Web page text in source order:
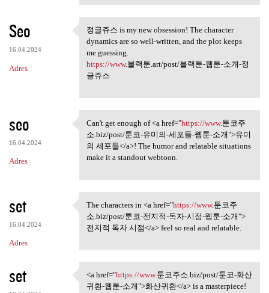
Seo
16.04.2024
Adres
정글쥬스 is my new obsession! The
정글쥬스 is my new obsession! The character
dynamics are so well-written, and the plot keeps
me guessing.
https://www.블랙툰.art/post/블랙툰-웹툰-소개-정
글쥬스
seo
16.04.2024
Adres
Can't get enough of <a href=
Can't get enough of <a href="https://www.툰코주
소.biz/post/툰코-유미의-세포들-웹툰-소개">유미
의 세포들</a>! The humor and relatable situations
make it a standout webtoon.
set
16.04.2024
Adres
The characters in <a href=
The characters in <a href="https://www.툰코주
소.biz/post/툰코-전지적-독자-시점-웹툰-소개">
전지적 독자 시점</a> feel so real and relatable.
set <a href="https://www.툰코주소.biz
<a href="https://www.툰코주소.biz/post/툰코-화산
귀환-웹툰-소개">화산귀환</a> is a masterpiece!